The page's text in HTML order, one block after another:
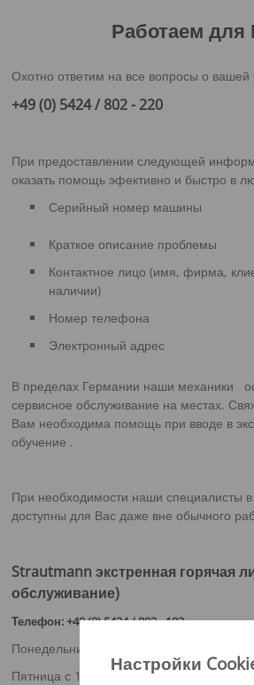
Настройки
Работаем для
Охотно ответим на все вопросы о
+49 (0) 5424 / 802 - 220
При предоставлении следующей
оказать помощь эфективно и быстро в
Серийный
Краткое описание проблемы
Контактное лицо (имя, фирма,
наличии)
Номер телефона
Электронный адрес
В пределах Германии наши механики
сервисное обслуживание на местах.
Вам необходима помощь при вводе в
обучение .
При необходимости наши специалисты в
доступны для Вас даже вне обычного
Strautmann экстренная горячая
обслуживание)
Телефон:+49 (0) 5424 / 802 - 192
Понедельник - четрерг с 16:45 до 22:00
Пятница с 15:45 до 22:00